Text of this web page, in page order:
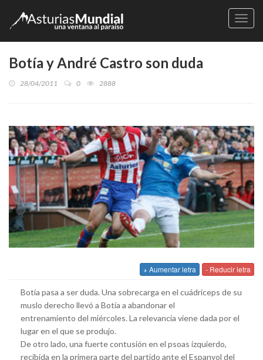
Botía y André Castro son duda
28/04/2011 0 2888
+ Aumentar letra - Reducir letra
Botía pasa a ser duda. Una sobrecarga en el cuádriceps de su
muslo derecho llevó a Botía a abandonar el
entrenamiento del miércoles. La relevancia viene dada por el
lugar en el que se produjo.
De otro lado, una fuerte contusión en el psoas izquierdo,
recibida en la primera parte del partido ante el Espanyol del